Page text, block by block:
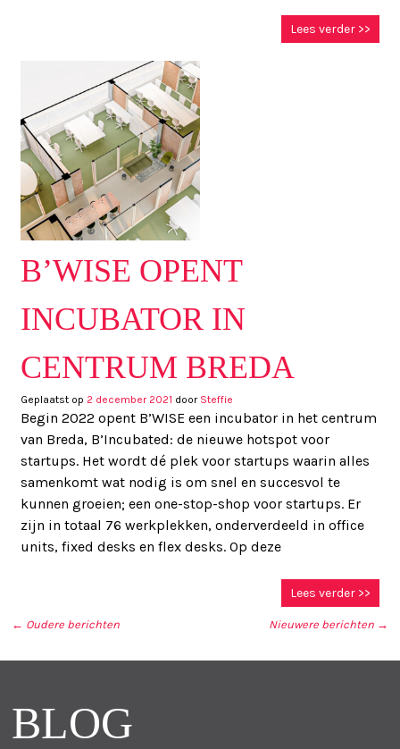
Lees verder >>
B’WISE OPENT
INCUBATOR IN
CENTRUM BREDA
Geplaatst op 2 december 2021 door Steffie
Begin 2022 opent B’WISE een incubator in het centrum
van Breda, B’Incubated: de nieuwe hotspot voor
startups. Het wordt dé plek voor startups waarin alles
samenkomt wat nodig is om snel en succesvol te
kunnen groeien; een one-stop-shop voor startups. Er
zijn in totaal 76 werkplekken, onderverdeeld in office
units, fixed desks en flex desks. Op deze
Lees verder >>
BERICHT NAVIGATIE
← Oudere berichten Nieuwere berichten →
BLOG